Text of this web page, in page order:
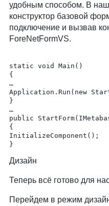
удобным способом. В
конструктор базовой
подключение и вызвав
ForeNetFormVS.
static void Main()
{
…
Application.Run(new
}
…
public
{
InitializeComponent();
Дизайн
Теперь всё готово для
Перейдем в режим